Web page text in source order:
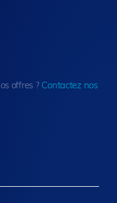
offres ? Contactez nos